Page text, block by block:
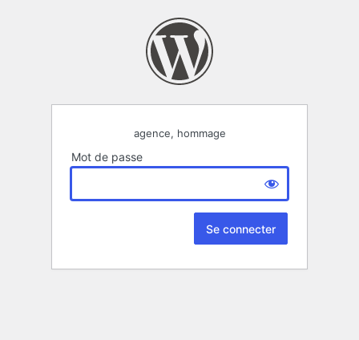
agence, hommage
Mot de passe